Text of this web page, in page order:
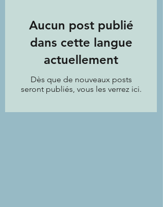
Aucun post publié
dans cette langue
actuellement
Dès que de nouveaux posts
seront publiés, vous les verrez ici.